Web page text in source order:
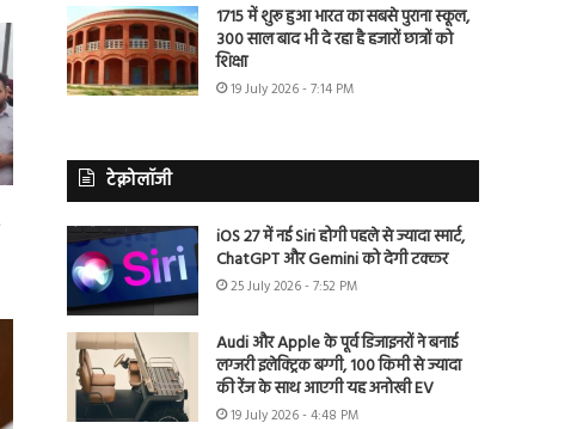
1715 में शुरू हुआ भारत का सबसे पुराना स्कूल,
300 साल बाद भी दे रहा है हजारों छात्रों को
शिक्षा
19 July 2026 - 7:14 PM
टेक्नोलॉजी
iOS 27 में नई Siri होगी पहले से ज्यादा स्मार्ट,
ChatGPT और Gemini को देगी टक्कर
25 July 2026 - 7:52 PM
Audi और Apple के पूर्व डिजाइनरों ने बनाई
लग्जरी इलेक्ट्रिक बग्गी, 100 किमी से ज्यादा
की रेंज के साथ आएगी यह अनोखी EV
19 July 2026 - 4:48 PM